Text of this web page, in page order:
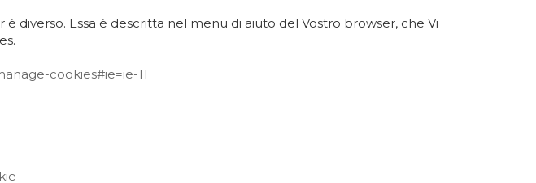
diverso. Essa è descritta nel menu di aiuto del Vostro browser, che Vi
cookies#ie=ie-11